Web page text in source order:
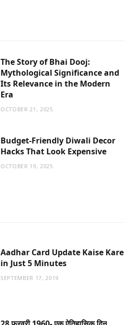
The Story of Bhai Dooj:
Mythological Significance and
Its Relevance in the Modern
Era
OCTOBER 21, 2025
Budget-Friendly Diwali Decor
Hacks That Look Expensive
OCTOBER 19, 2025
Aadhar Card Update Kaise Kare
in Just 5 Minutes
SEPTEMBER 17, 2019